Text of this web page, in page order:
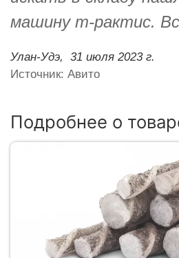
машину т-рактис.
Улан-Удэ,
31 июля 2023 г.
Источник: Авито
Подробнее о